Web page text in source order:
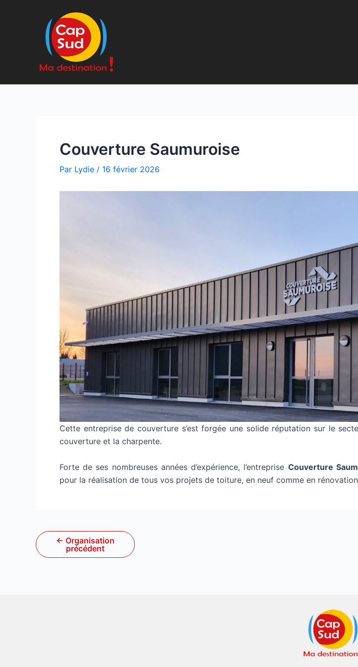
Couverture Saumuroise
Par Lydie / 16 février 2026
Cette entreprise de couverture s’est forgée une solide réputation sur le
couverture et la charpente.
Forte de ses nombreuses années d’expérience, l’entreprise Couverture
pour la réalisation de tous vos projets de toiture, en neuf comme en
← Organisation
précédent